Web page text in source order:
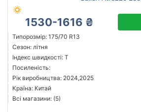
1530-1616 ₴
Типорозмір: 175/70 R13
Сезон: літня
Індекс швидкості: T
Посиленість:
Рік виробництва: 2024,2025
Країна: Китай
Всі магазини: (5)